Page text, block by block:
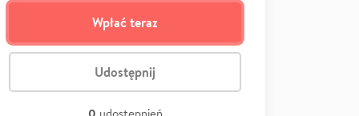
Wpłać teraz
Udostępnij